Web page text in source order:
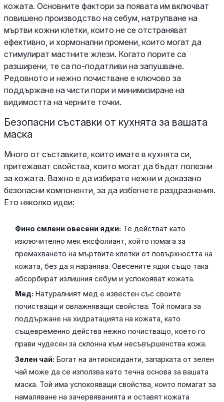
кожата. Основните фактори за появата им включват
повишено производство на себум, натрупване на
мъртви кожни клетки, които не се отстраняват
ефективно, и хормонални промени, които могат да
стимулират мастните жлези. Когато порите са
разширени, те са по-податливи на запушване.
Редовното и нежно почистване е ключово за
поддържане на чисти пори и минимизиране на
видимостта на черните точки.
Безопасни съставки от кухнята за вашата
маска
Много от съставките, които имате в кухнята си,
притежават свойства, които могат да бъдат полезни
за кожата. Важно е да избирате нежни и доказано
безопасни компоненти, за да избегнете раздразнения.
Ето няколко идеи:
Фино смлени овесени ядки: Те действат като
изключително мек ексфолиант, който помага за
премахването на мъртвите клетки от повърхността на
кожата, без да я наранява. Овесените ядки също така
абсорбират излишния себум и успокояват кожата.
Мед: Натуралният мед е известен със своите
почистващи и овлажняващи свойства. Той помага за
поддържане на хидратацията на кожата, като
същевременно действа нежно почистващо, което го
прави чудесен за склонна към несъвършенства кожа.
Зелен чай: Богат на антиоксиданти, запарката от зелен
чай може да се използва като течна основа за вашата
маска. Той има успокояващи свойства, които помагат за
намаляване на зачервяванията и оставят кожата